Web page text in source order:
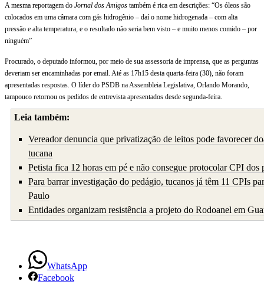
A mesma reportagem do Jornal dos Amigos também é rica em descrições: “Os óleos são
colocados em uma câmara com gás hidrogênio – daí o nome hidrogenada – com alta
pressão e alta temperatura, e o resultado não seria bem visto – e muito menos comido – por
ninguém”
Procurado, o deputado informou, por meio de sua assessoria de imprensa, que as perguntas
deveriam ser encaminhadas por email. Até as 17h15 desta quarta-feira (30), não foram
apresentadas respostas. O líder do PSDB na Assembleia Legislativa, Orlando Morando,
tampouco retornou os pedidos de entrevista apresentados desde segunda-feira.
Leia também:
Vereador denuncia que privatização de leitos pode favorecer
tucana
Petista fica 12 horas em pé e não consegue protocolar CPI dos
Para barrar investigação do pedágio, tucanos já têm 11 CPIs
Paulo
Entidades organizam resistência a projeto do Rodoanel em
WhatsApp
Facebook